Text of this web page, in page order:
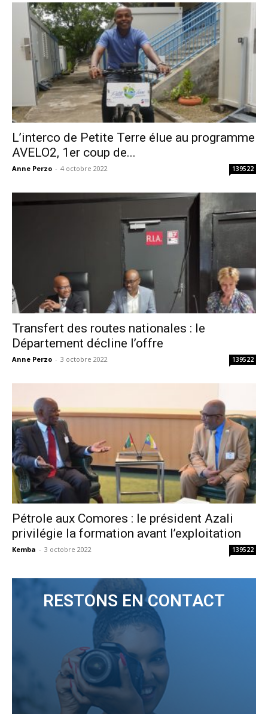
L’interco de Petite Terre élue au programme
AVELO2, 1er coup de...
Anne Perzo - 4 octobre 2022 139522
Transfert des routes nationales : le
Département décline l’offre
Anne Perzo - 3 octobre 2022 139522
Pétrole aux Comores : le président Azali
privilégie la formation avant l’exploitation
Kemba - 3 octobre 2022 139522
RESTONS EN CONTACT